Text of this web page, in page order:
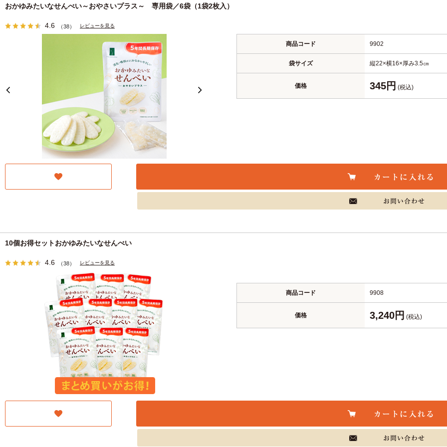
おかゆみたいなせんべい～おやさいプラス～ 専用袋／6袋（1袋2枚入）
4.6 （38） レビューを見る
商品コード 9902
袋サイズ 縦22×横16×厚み3.5㎝
価格 345円 (税込)
10個お得セットおかゆみたいなせんべい
4.6 （38） レビューを見る
商品コード 9908
価格 3,240円 (税込)